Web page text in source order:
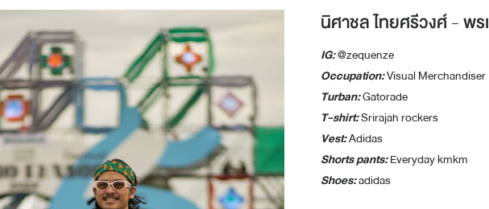
นิศาชล ไทยศรีวงศ์ - พ
IG:@zequenze
Occupation:Visual Merchandiser
Turban:Gatorade
T-shirt:Srirajah rockers
Vest:Adidas
Shorts pants:Everyday kmkm
Shoes:adidas